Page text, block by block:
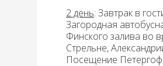
2 день: Завтрак в
Загородная
Финского залива во
Стрельне,
Посещение